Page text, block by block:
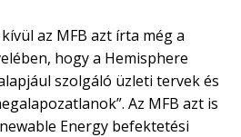
az MFB azt írta még a
hogy a Hemisphere
szolgáló üzleti tervek és
Az MFB azt is
Energy befektetési